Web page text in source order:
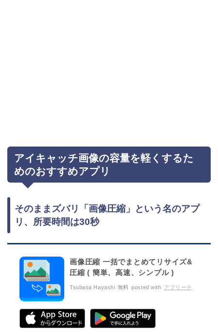
アイキャッチ画像の容量を軽くするた
めのおすすめアプリ
そのままズバリ「画像圧縮」という名のアプ
リ、所要時間は30秒
画像圧縮 一括でまとめてリサイズ&
圧縮 ( 簡単、高速、シンプル )
Tsubasa Hayashi 無料 posted with アプリーチ